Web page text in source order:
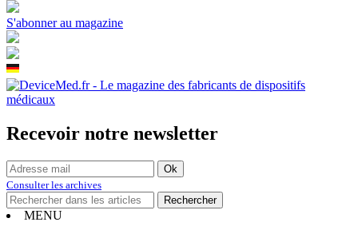
S'abonner au magazine
Recevoir notre newsletter
Consulter les archives
MENU